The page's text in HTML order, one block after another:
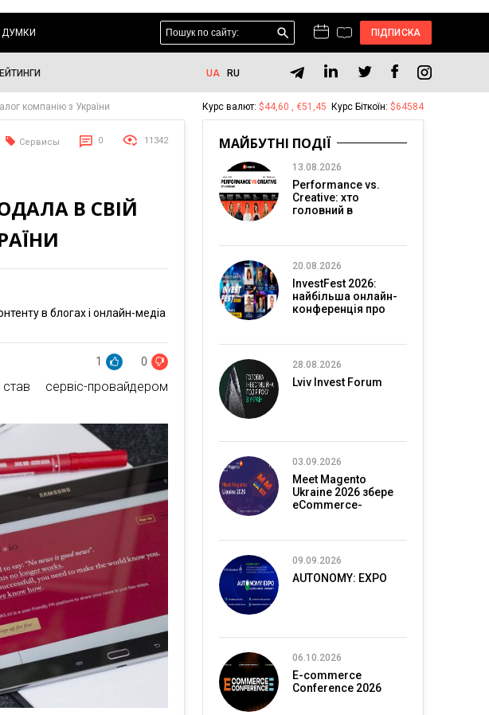
ДУМКИ ПІДПИСКА
UA RU
компанію з України
Сервисы 0 11342
В СВІЙ
в блогах і онлайн-медіа
1 0
сервіс-провайдером
Курс валют: $44,60 , €51,45 Курс Біткоїн: $64584
МАЙБУТНІ ПОДІЇ
13.08.2026
Performance vs.
Creative: хто
головний в
20.08.2026
InvestFest 2026:
найбільша онлайн-
конференція про
28.08.2026
Lviv Invest Forum
03.09.2026
Meet Magento
Ukraine 2026 збере
eCommerce-
09.09.2026
AUTONOMY: EXPO
06.10.2026
E-commerce
Conference 2026